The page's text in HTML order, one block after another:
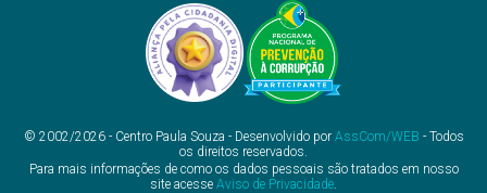
© 2002/2026 - Centro Paula Souza - Desenvolvido por AssCom/WEB - Todos
os direitos reservados.
Para mais informações de como os dados pessoais são tratados em nosso
site acesse Aviso de Privacidade.